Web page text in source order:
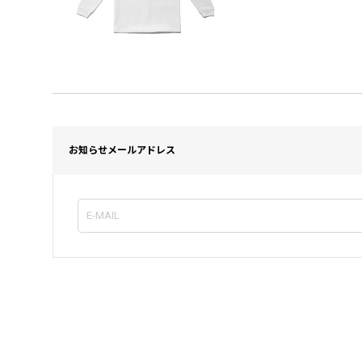
お知らせメールアドレス